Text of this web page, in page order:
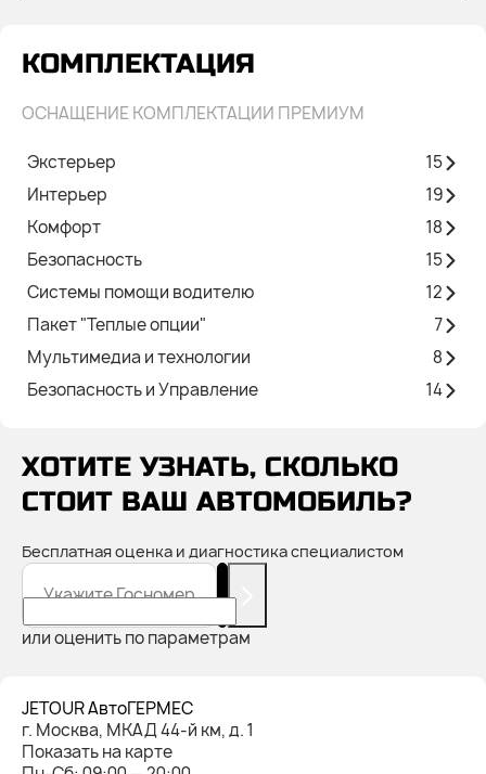
КОМПЛЕКТАЦИЯ
ОСНАЩЕНИЕ КОМПЛЕКТАЦИИ ПРЕМИУМ
Экстерьер
15
Интерьер
19
Комфорт
18
Безопасность
15
Системы помощи водителю
12
Пакет "Теплые опции"
7
Мультимедиа и технологии
8
Безопасность и Управление
14
ХОТИТЕ УЗНАТЬ, СКОЛЬКО
СТОИТ ВАШ АВТОМОБИЛЬ?
Бесплатная оценка и диагностика специалистом
Укажите Госномер
или оценить по параметрам
JETOUR АвтоГЕРМЕС
г. Москва, МКАД 44-й км, д. 1
Показать на карте